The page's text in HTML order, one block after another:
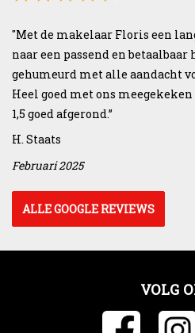
"Met de makelaar Floris een
naar een passend en betaalbaar
gehumeurd met alle aandacht
Heel goed met ons
1,5 goed afgerond.”
H. Staats
Februari 2025
ALLE GOOGLE REVIEWS
VOLG